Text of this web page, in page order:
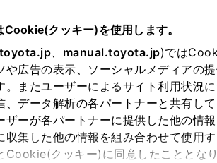
Cookie(クッキー)を使用します。
toyota.jp、 manual.toyota.jp)では
や広告の表示、ソーシャルメディアの
。またユーザーによるサイト利用状況
、データ解析の各パートナーと共有し
ザーが各パートナーに提供した他の情
収集した他の情報を組み合わせて使用
Cookie(クッキー)に同意したこととなり
い方 オンライン購入お気に入り 保存した